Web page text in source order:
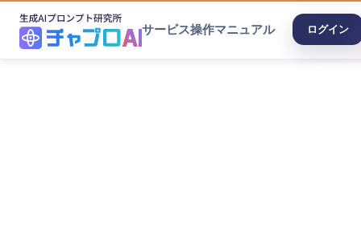
サービス操作マニュアル ログイン